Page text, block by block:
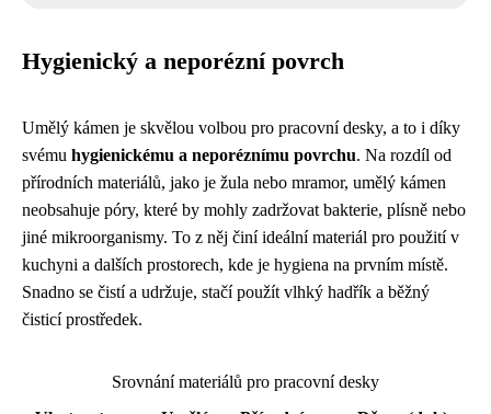
Hygienický a neporézní povrch
Umělý kámen je skvělou volbou pro pracovní desky, a to i díky
svému hygienickému a neporéznímu povrchu. Na rozdíl od
přírodních materiálů, jako je žula nebo mramor, umělý kámen
neobsahuje póry, které by mohly zadržovat bakterie, plísně nebo
jiné mikroorganismy. To z něj činí ideální materiál pro použití v
kuchyni a dalších prostorech, kde je hygiena na prvním místě.
Snadno se čistí a udržuje, stačí použít vlhký hadřík a běžný
čisticí prostředek.
Srovnání materiálů pro pracovní desky